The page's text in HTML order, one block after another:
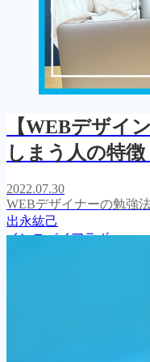
【WEBデザイ
しまう人の特徴
2022.07.30
WEBデザイナーの勉強
出永紘己
インスパイアラボ